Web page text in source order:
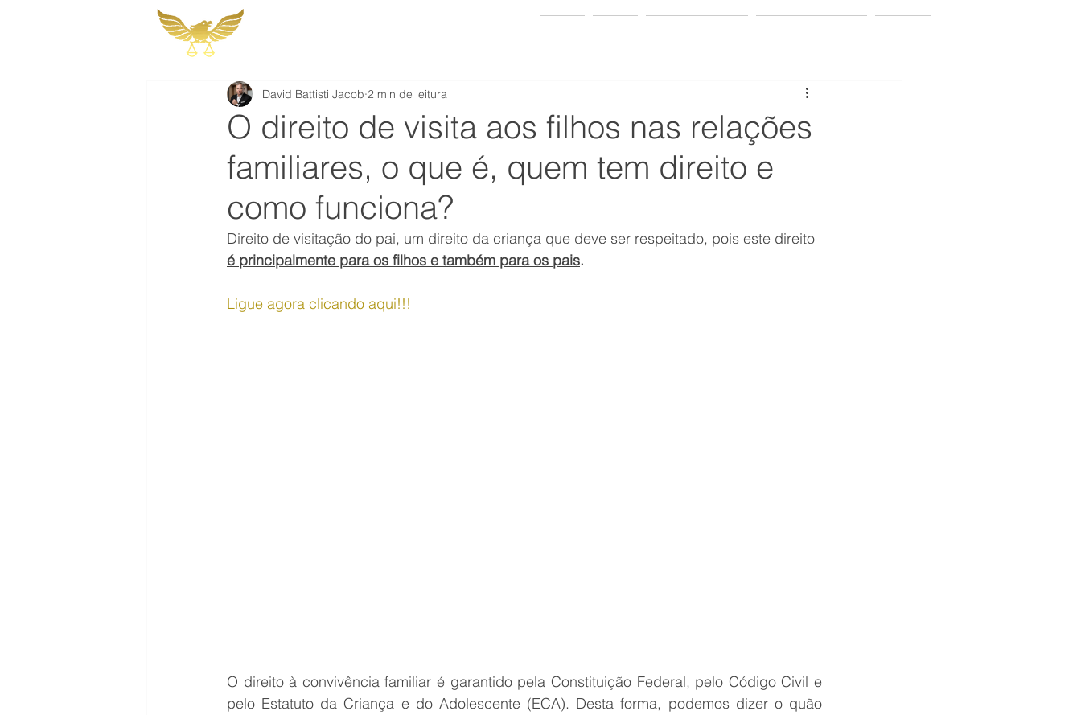
O direito de visita aos filhos nas relações
familiares, o que é, quem tem direito e
como funciona?
David Battisti Jacob 2 min de leitura
Direito de visitação do pai, um direito da criança que deve ser respeitado, pois este direito
é principalmente para os filhos e também para os pais.
Ligue agora clicando aqui!!!
O direito à convivência familiar é garantido pela Constituição Federal, pelo Código Civil e
pelo Estatuto da Criança e do Adolescente (ECA). Desta forma, podemos dizer o quão